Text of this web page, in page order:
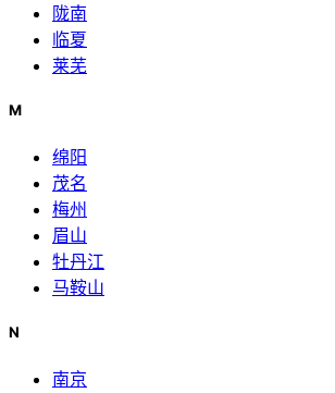
陇南
临夏
莱芜
M
绵阳
茂名
梅州
眉山
牡丹江
马鞍山
N
南京